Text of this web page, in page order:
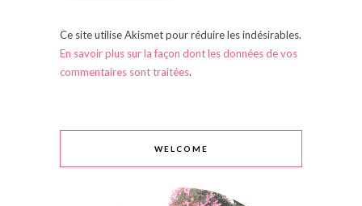
Ce site utilise Akismet pour réduire les indésirables.
En savoir plus sur la façon dont les données de vos
commentaires sont traitées.
WELCOME